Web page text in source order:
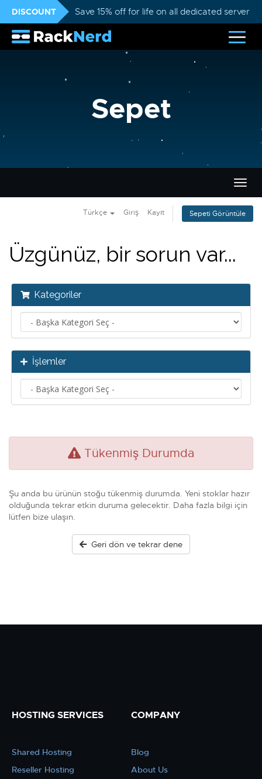
DISCOUNT Save 15% off for life on all dedicated servers
Sepet
Türkçe Giriş Kayıt Sepeti Görüntüle
Üzgünüz, bir sorun var...
Kategoriler
İşlemler
Tükenmiş Durumda
Şu anda bu ürünün stoğu tükenmiş durumda. Yeni stoklar hazır
olduğunda tekrar etkin duruma gelecektir. Daha fazla bilgi için
lütfen bize ulaşın.
Geri dön ve tekrar dene
HOSTING SERVICES
Shared Hosting
Reseller Hosting
COMPANY
Blog
About Us